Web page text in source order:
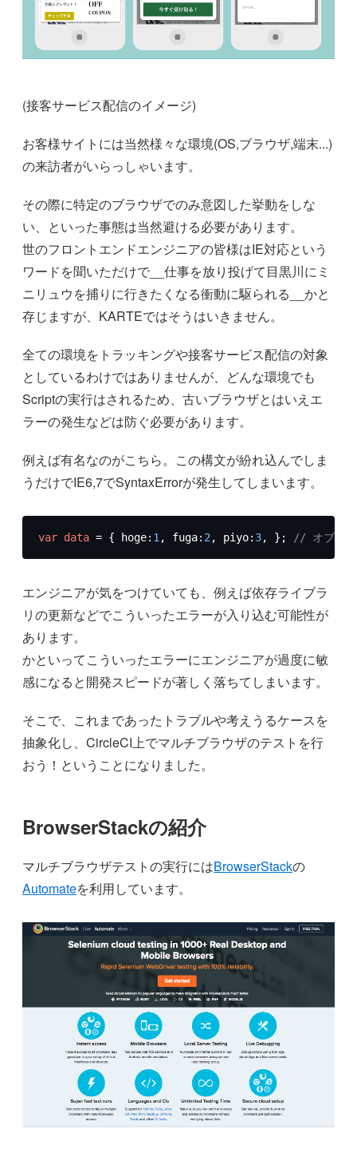
(接客サービス配信のイメージ)
お客様サイトには当然様々な環境(OS,ブラウザ,端末...)
の来訪者がいらっしゃいます。
その際に特定のブラウザでのみ意図した挙動をしな
い、といった事態は当然避ける必要があります。
世のフロントエンドエンジニアの皆様はIE対応という
ワードを聞いただけで__仕事を放り投げて目黒川にミ
ニリュウを捕りに行きたくなる衝動に駆られる__かと
存じますが、KARTEではそうはいきません。
全ての環境をトラッキングや接客サービス配信の対象
としているわけではありませんが、どんな環境でも
Scriptの実行はされるため、古いブラウザとはいえエ
ラーの発生などは防ぐ必要があります。
例えば有名なのがこちら。この構文が紛れ込んでしま
うだけでIE6,7でSyntaxErrorが発生してしまいます。
var data = { hoge: 1 , fuga: 2 , piyo: 3, }; // オブジェ
エンジニアが気をつけていても、例えば依存ライブラ
リの更新などでこういったエラーが入り込む可能性が
あります。
かといってこういったエラーにエンジニアが過度に敏
感になると開発スピードが著しく落ちてしまいます。
そこで、これまであったトラブルや考えうるケースを
抽象化し、CircleCI上でマルチブラウザのテストを行
おう！ということになりました。
BrowserStackの紹介
マルチブラウザテストの実行にはBrowserStackの
Automateを利用しています。